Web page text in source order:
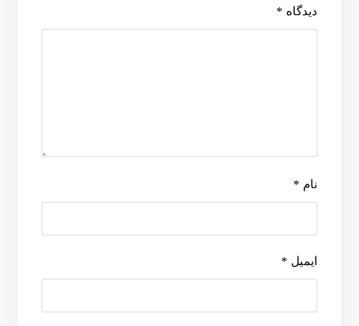
دیدگاه *
نام *
ایمیل *